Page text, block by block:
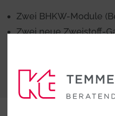
Zwei BHKW-Module
Zwei neue Zweistoff-